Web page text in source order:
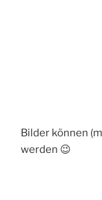
Bilder können
werden 😉